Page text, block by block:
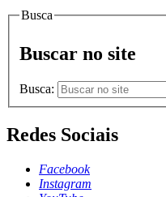
Busca
Buscar no site
Busca:
Redes Sociais
Facebook
Instagram